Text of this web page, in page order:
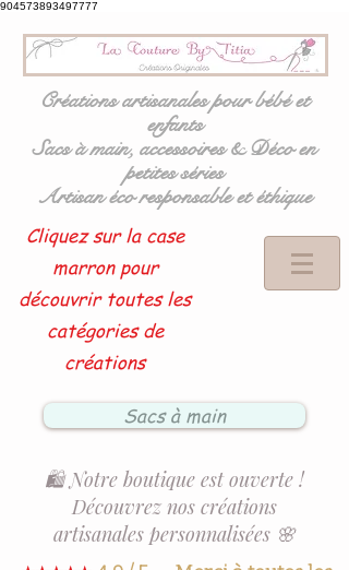
904573893497777
Créations artisanales pour bébé et
enfants
Sacs à main, accessoires & Déco en
petites séries
Artisan éco responsable et éthique
Cliquez sur la case
marron pour
découvrir toutes les
catégories de
créations
Sacs à main
🛍️ Notre boutique est ouverte !
Découvrez nos créations
artisanales personnalisées 🌸